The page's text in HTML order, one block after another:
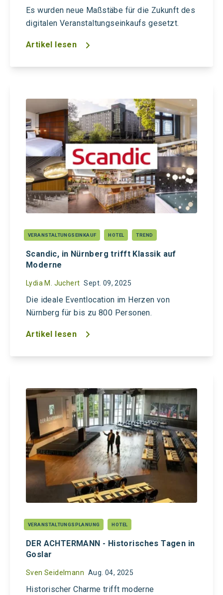
Es wurden neue Maßstäbe für die Zukunft des
digitalen Veranstaltungseinkaufs gesetzt.
Artikel lesen
VERANSTALTUNGSEINKAUF HOTEL TREND
Scandic, in Nürnberg trifft Klassik auf
Moderne
Lydia M. Juchert Sept. 09, 2025
Die ideale Eventlocation im Herzen von
Nürnberg für bis zu 800 Personen.
Artikel lesen
VERANSTALTUNGSPLANUNG HOTEL
DER ACHTERMANN - Historisches Tagen in
Goslar
Sven Seidelmann Aug. 04, 2025
Historischer Charme trifft moderne